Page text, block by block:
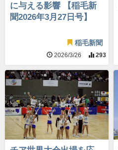
に与える影響 【稲毛新
聞2026年3月27日号】
稲毛新聞
2026/3/26 293